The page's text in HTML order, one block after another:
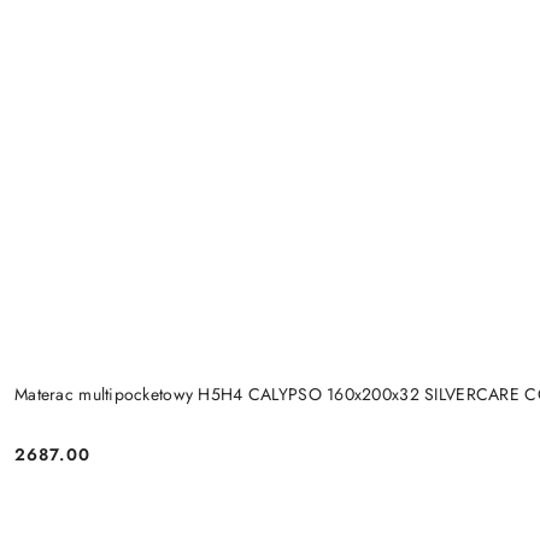
Materac multipocketowy H5H4 CALYPSO 160x200x32 SILVERCARE
Cena:
2687.00